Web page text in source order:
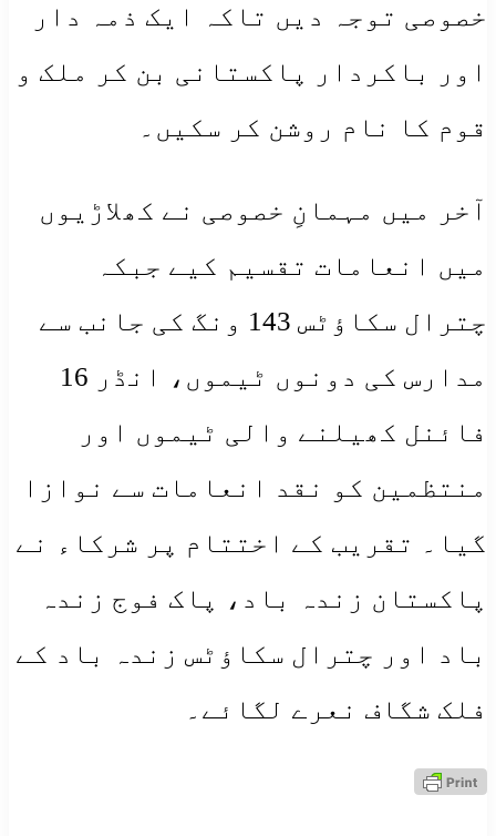
خصوصی توجہ دیں تاکہ ایک ذمہ دار
اور باکردار پاکستانی بن کر ملک و
قوم کا نام روشن کر سکیں۔
آخر میں مہمانِ خصوصی نے کھلاڑیوں
میں انعامات تقسیم کیے جبکہ
چترال سکاؤٹس 143 ونگ کی جانب سے
مدارس کی دونوں ٹیموں، انڈر 16
فائنل کھیلنے والی ٹیموں اور
منتظمین کو نقد انعامات سے نوازا
گیا۔ تقریب کے اختتام پر شرکاء نے
پاکستان زندہ باد، پاک فوج زندہ
باد اور چترال سکاؤٹس زندہ باد کے
فلک شگاف نعرے لگائے۔